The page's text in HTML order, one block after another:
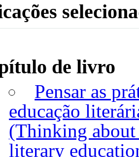
de livro
Pensar as
educação
(Thinking about
literary